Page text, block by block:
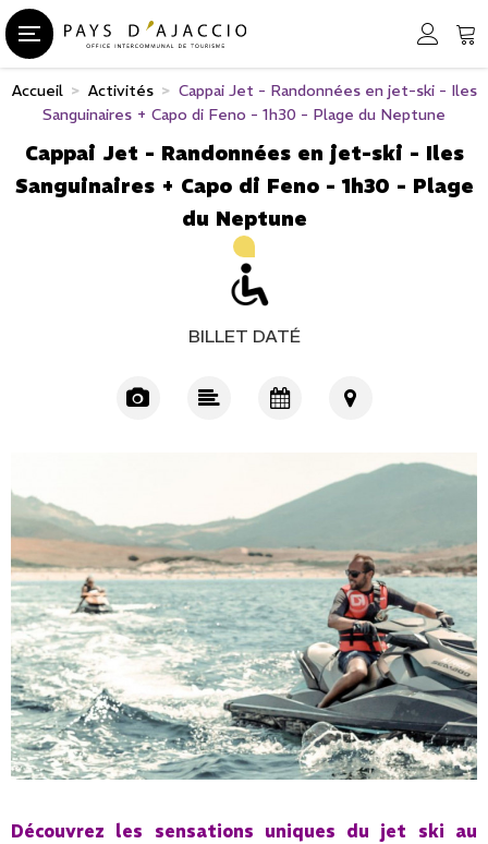
Accueil > Activités > Cappai Jet - Randonnées en jet-ski - Iles
Sanguinaires + Capo di Feno - 1h30 - Plage du Neptune
Cappai Jet - Randonnées en jet-ski - Iles
Sanguinaires + Capo di Feno - 1h30 - Plage
du Neptune
BILLET DATÉ
Découvrez les sensations uniques du jet ski au